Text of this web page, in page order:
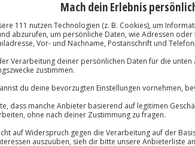
übertragbar.